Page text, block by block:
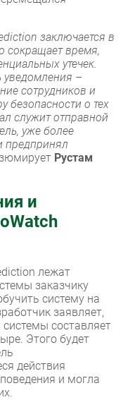
заключается в
сокращает время,
утечек.
уведомления –
сотрудников и
безопасности о тех
служит отправной
уже более
предпринял
Рустам
и
лежат
заказчику
систему на
заявляет,
составляет
Этого будет
действия
и могла